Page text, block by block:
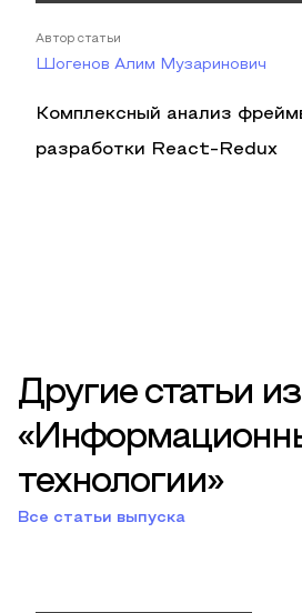
Автор статьи
Шогенов Алим Музаринович
Комплексный анализ
разработки React-Redux
Другие статьи
технологии»
Все статьи выпуска